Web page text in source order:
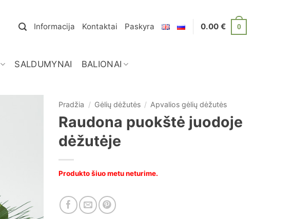
Informacija Kontaktai Paskyra 0.00€ 0
SALDUMYNAI BALIONAI
Pradžia / Gėlių dėžutės / Apvalios gėlių dėžutės
Raudona puokštė juodoje
dėžutėje
Produkto šiuo metu neturime.